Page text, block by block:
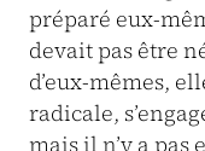
préparé eux-
devait pas être
d’eux-mêmes,
radicale,
mais il n’y a pas